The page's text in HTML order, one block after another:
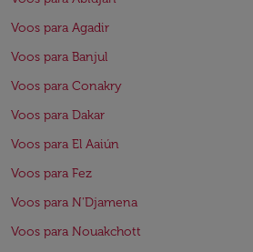
Voos para Agadir
Voos para Banjul
Voos para Conakry
Voos para Dakar
Voos para El Aaiún
Voos para Fez
Voos para N'Djamena
Voos para Nouakchott